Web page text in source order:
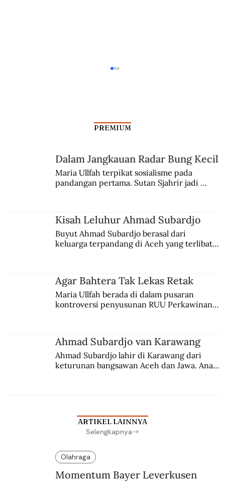
Kisah Leluhur Ahmad Subardjo
PREMIUM
Dalam Jangkauan Radar Bung Kecil
Maria Ullfah terpikat sosialisme pada
pandangan pertama. Sutan Sjahrir jadi
Kisah Leluhur Ahmad Subardjo
Buyut Ahmad Subardjo berasal dari
keluarga terpandang di Aceh yang terlibat
Agar Bahtera Tak Lekas Retak
Maria Ullfah berada di dalam pusaran
kontroversi penyusunan RUU Perkawinan.
Ahmad Subardjo van Karawang
Ahmad Subardjo lahir di Karawang dari
keturunan bangsawan Aceh dan Jawa. Anak
ARTIKEL LAINNYA
Selengkapnya
Olahraga
Momentum Bayer Leverkusen